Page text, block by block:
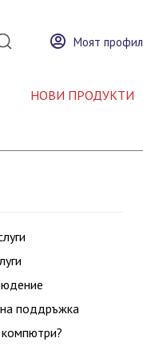
Моят профил
НОВИ ПРОДУКТИ
поддръжка